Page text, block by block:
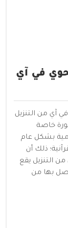
في آي
آي من التنزيل
خاصة
بشكل عام
ذلك أن
التنزيل يقع
بها من